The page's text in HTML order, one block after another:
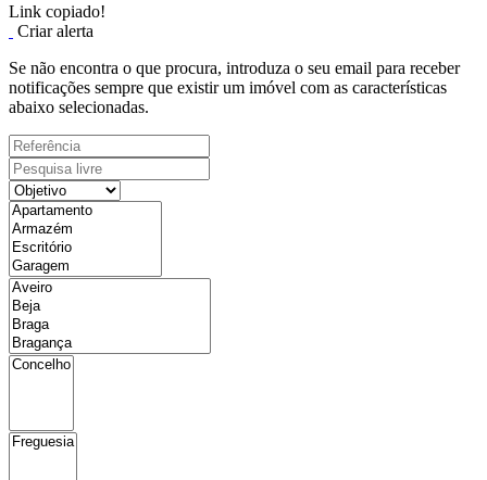
Link copiado!
Criar alerta
Se não encontra o que procura, introduza o seu email para receber
notificações sempre que existir um imóvel com as características
abaixo selecionadas.